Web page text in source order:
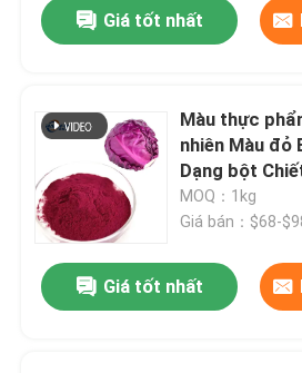
Nhà
Giá tốt nhất
Màu thực
nhiên Màu đỏ
Dạng bột
cải tím cô đặc
kẹo
MOQ：1kg
Giá bán：$68-
Giá tốt nhất